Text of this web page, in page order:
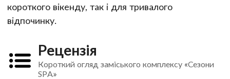
короткого вікенду, так і для тривалого
відпочинку.
Рецензія
Короткий огляд заміського комплексу «Сезони
SPA»